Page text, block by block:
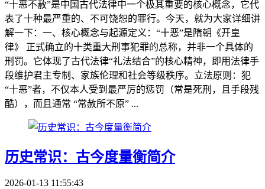
“十恶不赦”是中国古代法律中一个极其重要的核心概念，它代
表了十种最严重的、不可饶恕的罪行。今天，就为大家详细讲
解一下：一、核心概念与起源定义：“十恶”是隋朝《开皇
律》 正式确立的十类重大刑事犯罪的总称，并非一个具体的
刑罚。它体现了古代法律“礼法结合”的核心精神，即用法律手
段维护君主专制、家族伦理和社会等级秩序。立法原则：犯
“十恶”者，不仅本人受到最严厉的惩罚（常是死刑，且手段残
酷），而且通常 “常赦所不原” ...
历史常识：古今度量衡简介
2026-01-13 11:55:43